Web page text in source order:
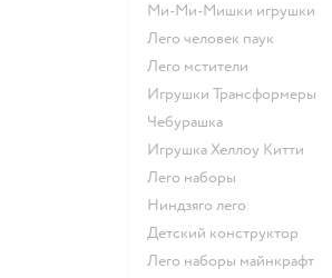
Ми-Ми-Мишки игрушки
Лего человек паук
Лего мстители
Игрушки Трансформеры
Чебурашка
Игрушка Хеллоу Китти
Лего наборы
Ниндзяго лего
Детский конструктор
Лего наборы майнкрафт